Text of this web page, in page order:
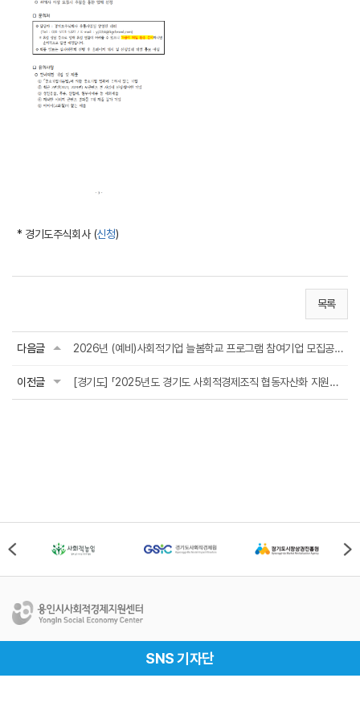
* 경기도주식회사 (신청)
목록
다음글 2026년 (예비)사회적기업 늘봄학교 프로그램 참여기업 모집공고
이전글 [경기도] 「2025년도 경기도 사회적경제조직 협동자산화 지원사업」참여자 추가모집 공...
SNS 기자단
경기도 용인시 처인구 중부대로 1161번길 69-1, 용인시
사회적경제지원센터(17019)